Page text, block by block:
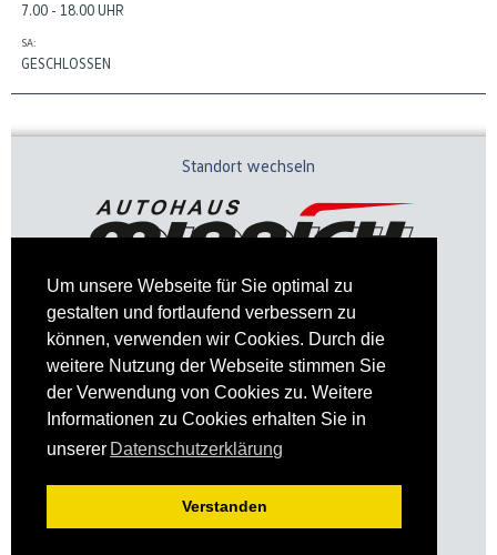
Um unsere Webseite für Sie optimal zu
gestalten und fortlaufend verbessern zu
können, verwenden wir Cookies. Durch die
weitere Nutzung der Webseite stimmen Sie
der Verwendung von Cookies zu. Weitere
Informationen zu Cookies erhalten Sie in
unserer Datenschutzerklärung
Verstanden
7.00 - 18.00 UHR
SA:
GESCHLOSSEN
Standort wechseln
Impressum Datenschutz